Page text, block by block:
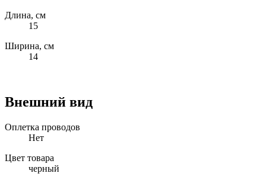
Длина, см
15
Ширина, см
14
Внешний вид
Оплетка проводов
Нет
Цвет товара
черный